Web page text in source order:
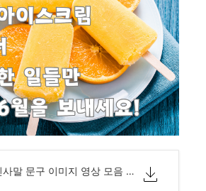
9 6월 인사말 문구 이미지 영상 모음 문자 안부.png